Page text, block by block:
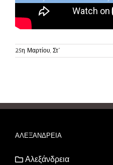
25η Μαρτίου, Στ΄
ΑΛΕΞΑΝΔΡΕΙΑ
Αλεξάνδρεια